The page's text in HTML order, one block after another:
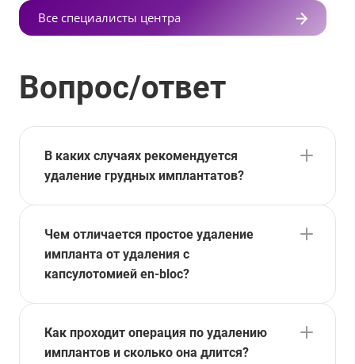
Все специалисты центра
Вопрос/ответ
В каких случаях рекомендуется
удаление грудных имплантатов?
Чем отличается простое удаление
импланта от удаления с
капсулотомией en-bloc?
Как проходит операция по удалению
имплантов и сколько она длится?